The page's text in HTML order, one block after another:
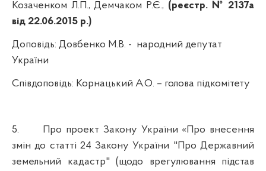
Козаченком Л.П., Демчаком Р.Є., (реєстр. № 2137а
від 22.06.2015 р.)
Доповідь: Довбенко М.В. - народний депутат
України
Співдоповідь: Корнацький А.О. – голова підкомітету
5.
Про проект Закону України «Про внесення
змін до статті 24 Закону України "Про Державний
земельний кадастр" (щодо врегулювання підстав